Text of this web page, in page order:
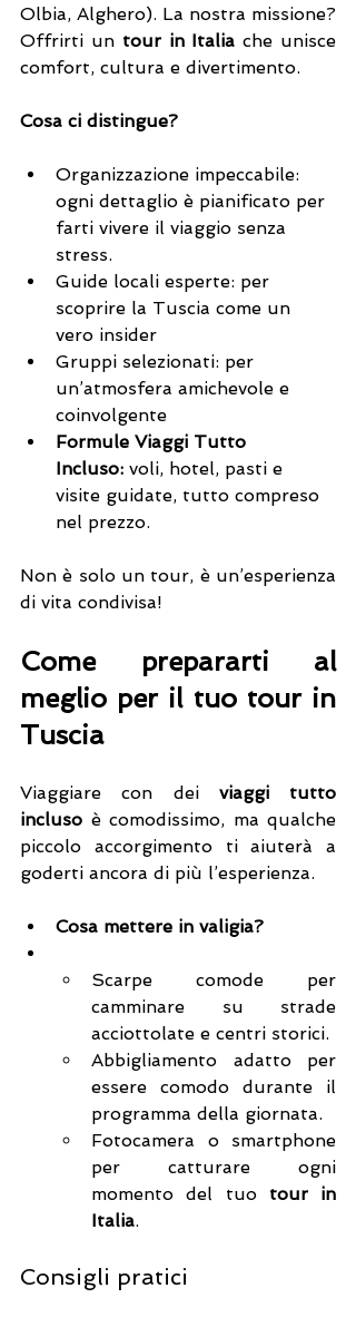
Olbia, Alghero). La nostra missione?
Offrirti un tour in Italia che unisce
comfort, cultura e divertimento.
Cosa ci distingue?
Organizzazione impeccabile:
ogni dettaglio è pianificato per
farti vivere il viaggio senza
stress.
Guide locali esperte: per
scoprire la Tuscia come un
vero insider
Gruppi selezionati: per
un’atmosfera amichevole e
coinvolgente
Formule Viaggi Tutto
Incluso: voli, hotel, pasti e
visite guidate, tutto compreso
nel prezzo.
Non è solo un tour, è un’esperienza
di vita condivisa!
Come prepararti al
meglio per il tuo tour in
Tuscia
Viaggiare con dei viaggi tutto
incluso è comodissimo, ma qualche
piccolo accorgimento ti aiuterà a
goderti ancora di più l’esperienza.
Cosa mettere in valigia?
Scarpe comode per
camminare su strade
acciottolate e centri storici.
Abbigliamento adatto per
essere comodo durante il
programma della giornata.
Fotocamera o smartphone
per catturare ogni
momento del tuo tour in
Italia.
Consigli pratici